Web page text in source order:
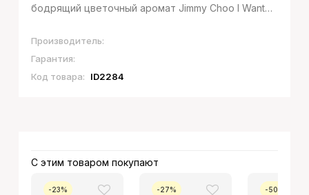
бодрящий цветочный аромат Jimmy Choo I Want
чувственными флюидами пряно-медового
жасмина самбака
Производитель:
Гарантия:
Код товара:
ID2284
С этим товаром покупают
-23% -27% -50%